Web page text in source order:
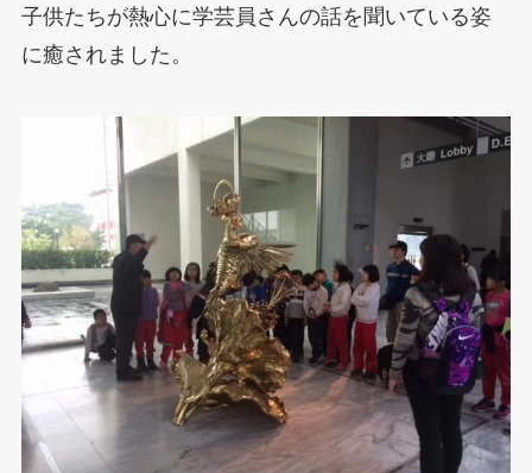
子供たちが熱心に学芸員さんの話を聞いている姿
に癒されました。